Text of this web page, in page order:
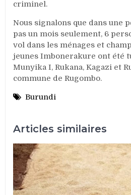
criminel.
Nous signalons que dans une
pas un mois seulement, 6
vol dans les ménages et
jeunes Imbonerakure ont été
Munyika I, Rukana, Kagazi et
commune de Rugombo.
Burundi
Articles similaires